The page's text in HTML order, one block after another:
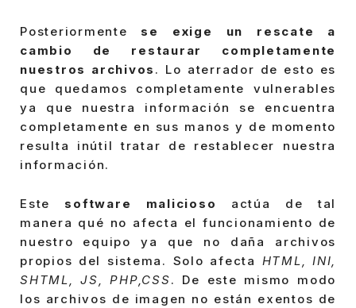
Posteriormente se exige un rescate a
cambio de restaurar completamente
nuestros archivos . Lo aterrador de esto es
que quedamos completamente vulnerables
ya que nuestra información se encuentra
completamente en sus manos y de momento
resulta inútil tratar de restablecer nuestra
información.
Este software malicioso actúa de tal
manera qué no afecta el funcionamiento de
nuestro equipo ya que no daña archivos
propios del sistema. Solo afecta HTML, INI,
SHTML, JS, PHP,CSS. De este mismo modo
los archivos de imagen no están exentos de